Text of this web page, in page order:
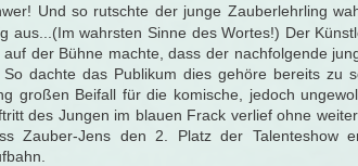
Und so rutschte der junge Zauberlehrling
aus...(Im wahrsten Sinne des Wortes!) Der
der Bühne machte, dass der nachfolgende
dachte das Publikum dies gehöre bereits zu
großen Beifall für die komische, jedoch
des Jungen im blauen Frack verlief ohne
Zauber-Jens den 2. Platz der Talenteshow